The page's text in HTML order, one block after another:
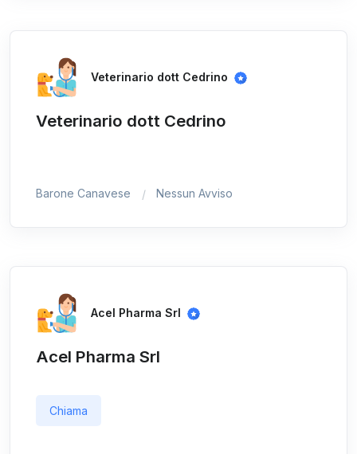
Veterinario dott Cedrino
Veterinario dott Cedrino
Barone Canavese Nessun Avviso
Acel Pharma Srl
Acel Pharma Srl
Chiama